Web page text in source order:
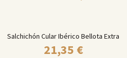
Salchichón Cular Ibérico Bellota Extra
21,35 €